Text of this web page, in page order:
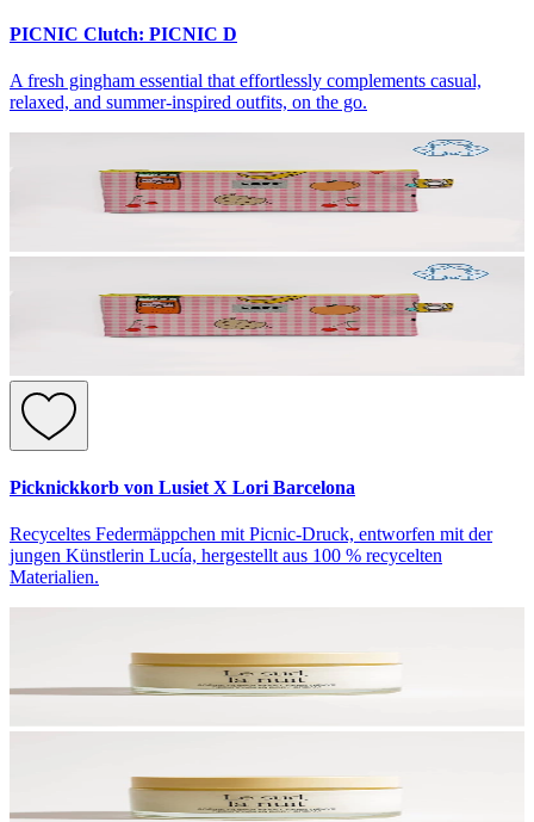
PICNIC Clutch: PICNIC D
A fresh gingham essential that effortlessly complements casual,
relaxed, and summer-inspired outfits, on the go.
Picknickkorb von Lusiet X Lori Barcelona
Recyceltes Federmäppchen mit Picnic-Druck, entworfen mit der
jungen Künstlerin Lucía, hergestellt aus 100 % recycelten
Materialien.